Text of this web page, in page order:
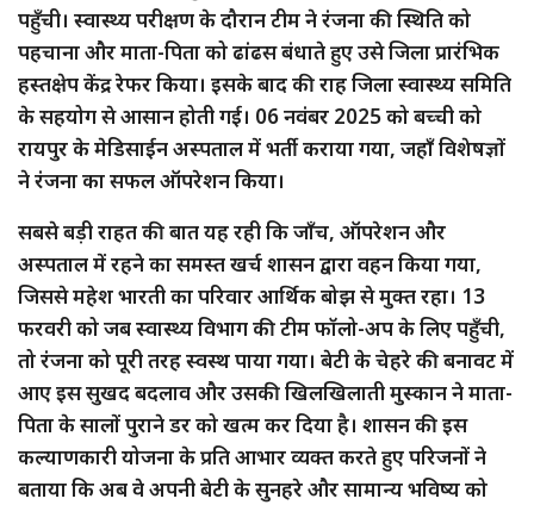
पहुँची। स्वास्थ्य परीक्षण के दौरान टीम ने रंजना की स्थिति को
पहचाना और माता-पिता को ढांढस बंधाते हुए उसे जिला प्रारंभिक
हस्तक्षेप केंद्र रेफर किया। इसके बाद की राह जिला स्वास्थ्य समिति
के सहयोग से आसान होती गई। 06 नवंबर 2025 को बच्ची को
रायपुर के मेडिसाईन अस्पताल में भर्ती कराया गया, जहाँ विशेषज्ञों
ने रंजना का सफल ऑपरेशन किया।
सबसे बड़ी राहत की बात यह रही कि जाँच, ऑपरेशन और
अस्पताल में रहने का समस्त खर्च शासन द्वारा वहन किया गया,
जिससे महेश भारती का परिवार आर्थिक बोझ से मुक्त रहा। 13
फरवरी को जब स्वास्थ्य विभाग की टीम फॉलो-अप के लिए पहुँची,
तो रंजना को पूरी तरह स्वस्थ पाया गया। बेटी के चेहरे की बनावट में
आए इस सुखद बदलाव और उसकी खिलखिलाती मुस्कान ने माता-
पिता के सालों पुराने डर को खत्म कर दिया है। शासन की इस
कल्याणकारी योजना के प्रति आभार व्यक्त करते हुए परिजनों ने
बताया कि अब वे अपनी बेटी के सुनहरे और सामान्य भविष्य को